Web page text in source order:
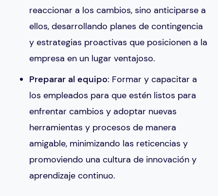
reaccionar a los cambios, sino anticiparse a
ellos, desarrollando planes de contingencia
y estrategias proactivas que posicionen a la
empresa en un lugar ventajoso.
Preparar al equipo: Formar y capacitar a
los empleados para que estén listos para
enfrentar cambios y adoptar nuevas
herramientas y procesos de manera
amigable, minimizando las reticencias y
promoviendo una cultura de innovación y
aprendizaje continuo.